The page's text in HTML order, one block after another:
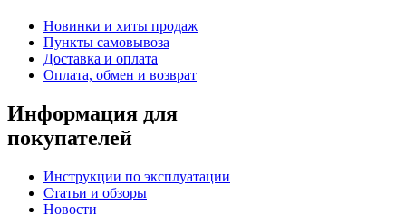
Новинки и хиты продаж
Пункты самовывоза
Доставка и оплата
Оплата, обмен и возврат
Информация для
покупателей
Инструкции по эксплуатации
Статьи и обзоры
Новости